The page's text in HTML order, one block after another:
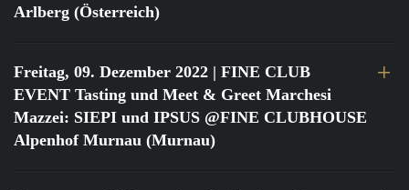
Arlberg (Österreich)
Freitag, 09. Dezember 2022 | FINE CLUB
EVENT Tasting und Meet & Greet Marchesi
Mazzei: SIEPI und IPSUS @FINE CLUBHOUSE
Alpenhof Murnau (Murnau)